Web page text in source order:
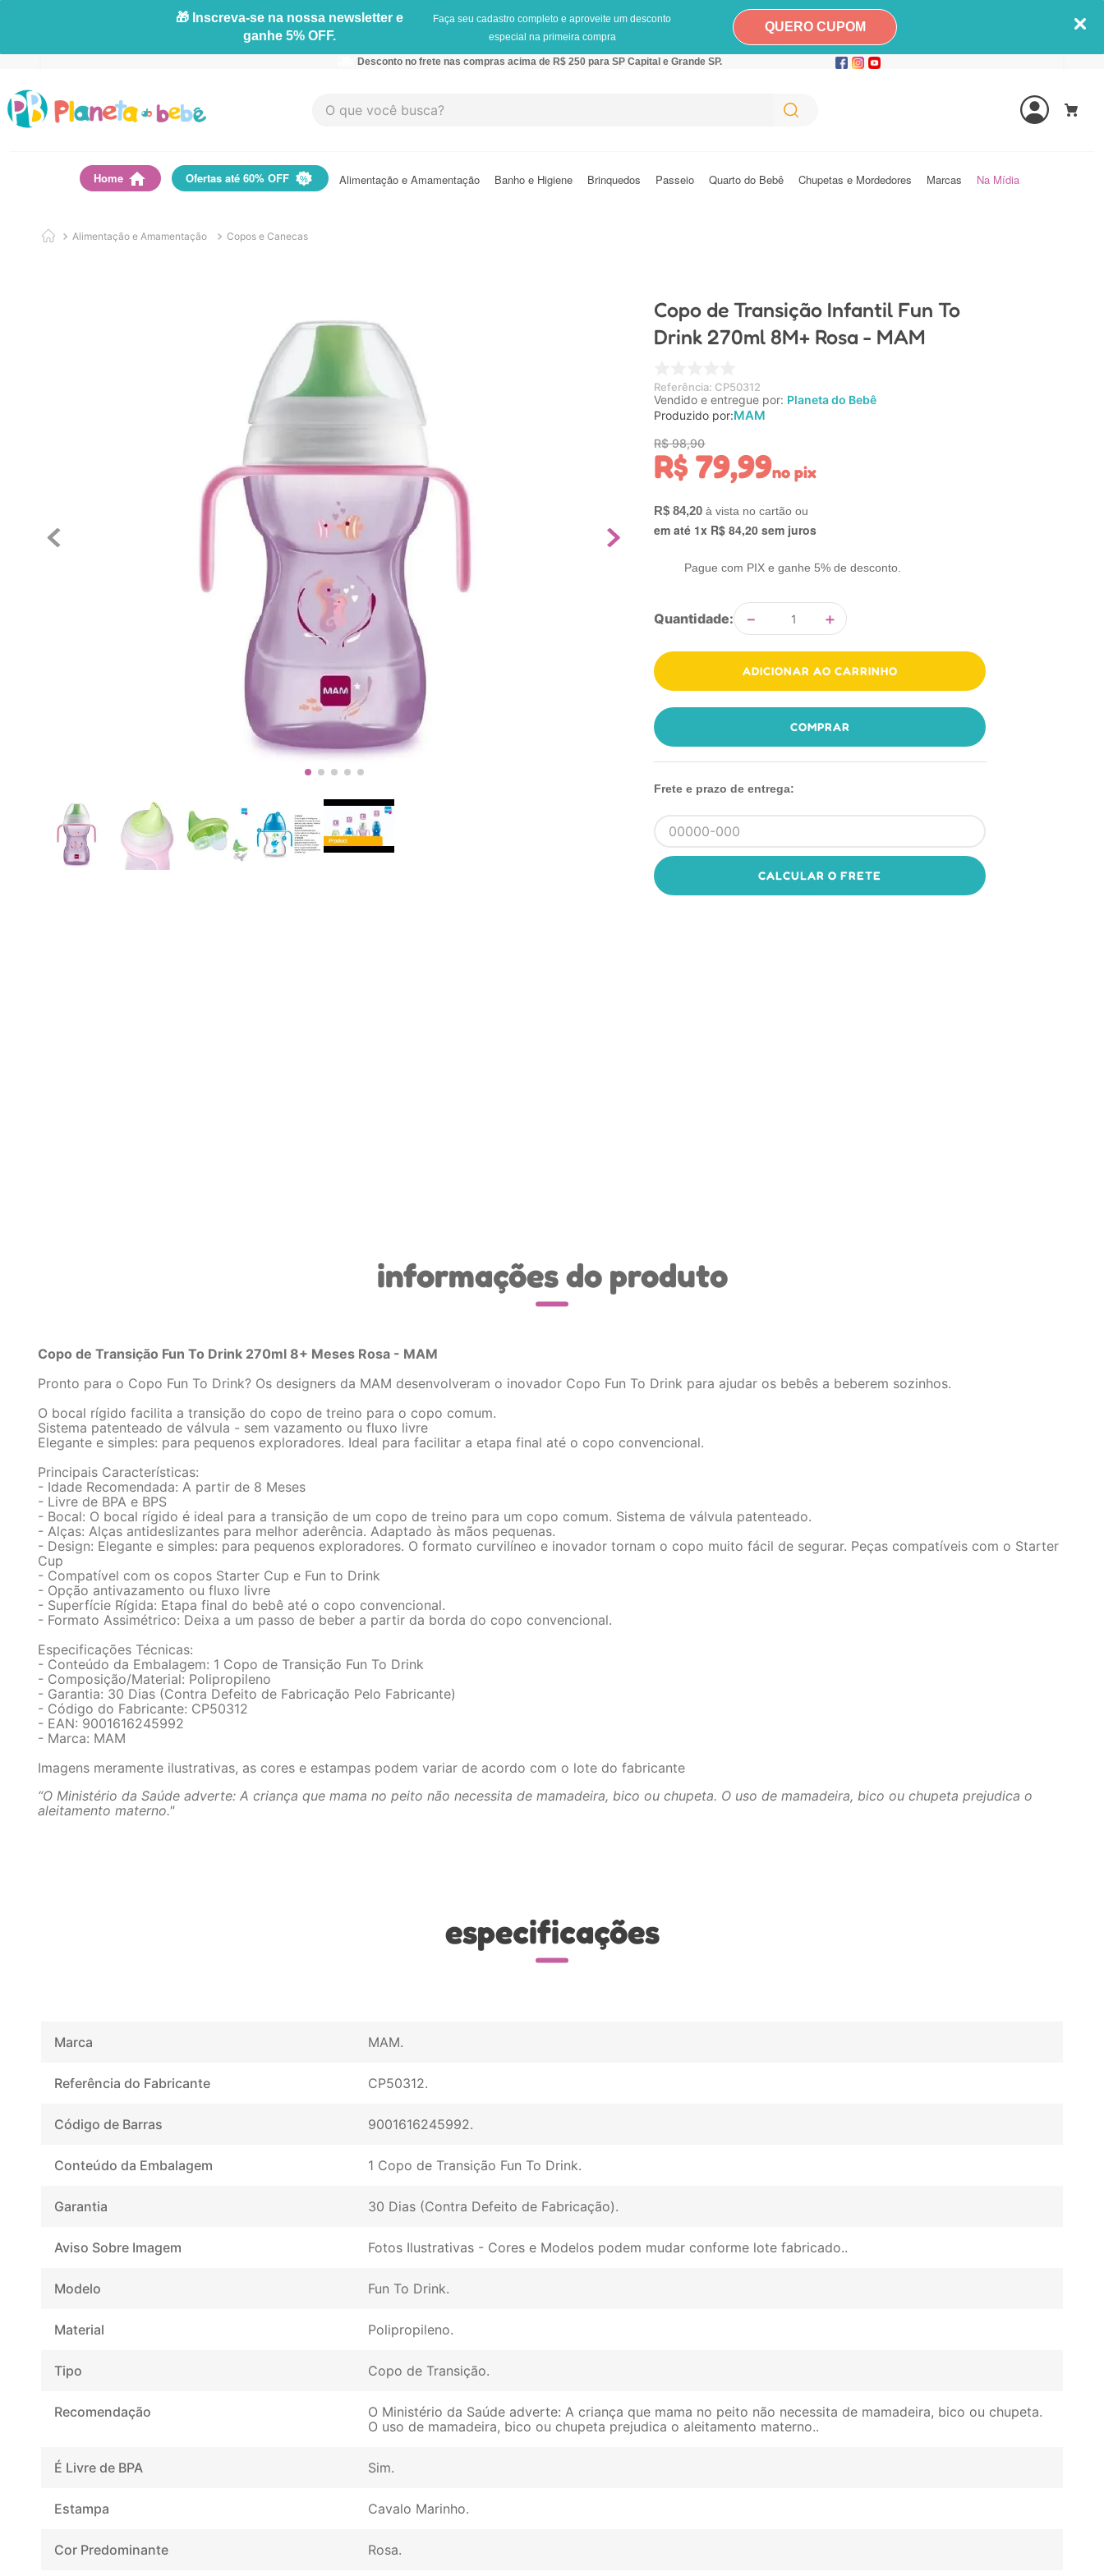
🎁 Inscreva-se na nossa newsletter e
ganhe 5% OFF.
Faça seu cadastro completo e aproveite um desconto
especial na primeira compra
QUERO CUPOM
Desconto no frete nas compras acima de R$ 250 para SP Capital e Grande SP.
O que você busca?
Home Ofertas até 60% OFF Alimentação e Amamentação Banho e Higiene Brinquedos Passeio Quarto do Bebê Chupetas e Mordedores Marcas Na Mídia
Alimentação e Amamentação Copos e Canecas
Copo de Transição Infantil Fun To
Drink 270ml 8M+ Rosa - MAM
Referência: CP50312
Vendido e entregue por: Planeta do Bebê
Produzido por:MAM
R$ 98,90
R$ 79,99no pix
R$ 84,20
em até 1x R$ 84,20 sem juros
Pague com PIX e ganhe 5% de desconto.
Quantidade ＋
－
ADICIONAR AO CARRINHO
COMPRAR
Frete e prazo de entrega:
CALCULAR O FRETE
informações do produto
Copo de Transição Fun To Drink 270ml 8+ Meses Rosa - MAM
Pronto para o Copo Fun To Drink? Os designers da MAM desenvolveram o inovador Copo Fun To Drink para ajudar os bebês a beberem sozinhos.
O bocal rígido facilita a transição do copo de treino para o copo comum.
Sistema patenteado de válvula - sem vazamento ou fluxo livre
Elegante e simples: para pequenos exploradores. Ideal para facilitar a etapa final até o copo convencional.
Principais Características:
- Idade Recomendada: A partir de 8 Meses
- Livre de BPA e BPS
- Bocal: O bocal rígido é ideal para a transição de um copo de treino para um copo comum. Sistema de válvula patenteado.
- Alças: Alças antideslizantes para melhor aderência. Adaptado às mãos pequenas.
- Design: Elegante e simples: para pequenos exploradores. O formato curvilíneo e inovador tornam o copo muito fácil de segurar. Peças compatíveis com o Starter
Cup
- Compatível com os copos Starter Cup e Fun to Drink
- Opção antivazamento ou fluxo livre
- Superfície Rígida: Etapa final do bebê até o copo convencional.
- Formato Assimétrico: Deixa a um passo de beber a partir da borda do copo convencional.
Especificações Técnicas:
- Conteúdo da Embalagem: 1 Copo de Transição Fun To Drink
- Composição/Material: Polipropileno
- Garantia: 30 Dias (Contra Defeito de Fabricação Pelo Fabricante)
- Código do Fabricante: CP50312
- EAN: 9001616245992
- Marca: MAM
Imagens meramente ilustrativas, as cores e estampas podem variar de acordo com o lote do fabricante
“O Ministério da Saúde adverte: A criança que mama no peito não necessita de mamadeira, bico ou chupeta. O uso de mamadeira, bico ou chupeta prejudica o
aleitamento materno."
especificações
Marca MAM
Referência do Fabricante CP50312
Código de Barras 9001616245992
Conteúdo da Embalagem 1 Copo de Transição Fun To Drink
Garantia 30 Dias (Contra Defeito de Fabricação)
Aviso Sobre Imagem Fotos Ilustrativas - Cores e Modelos podem mudar conforme lote fabricado.
Modelo Fun To Drink
Material Polipropileno
Tipo Copo de Transição
Recomendação
O Ministério da Saúde adverte: A criança que mama no peito não necessita de mamadeira, bico ou chupeta.
O uso de mamadeira, bico ou chupeta prejudica o aleitamento materno.
É Livre de BPA Sim
Estampa Cavalo Marinho
Cor Predominante Rosa